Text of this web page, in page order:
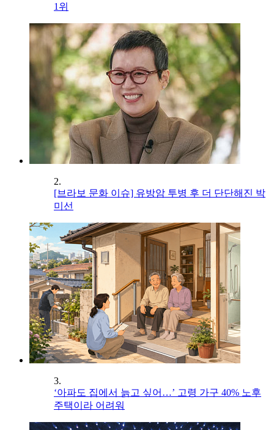
1위
2.
[브라보 문화 이슈] 유방암 투병 후 더 단단해진 박
미선
3.
‘아파도 집에서 늙고 싶어…’ 고령 가구 40% 노후
주택이라 어려워